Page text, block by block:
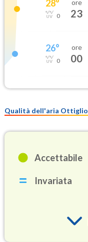
28°
0
ore
23
26°
0
ore
00
Qualità dell'aria Ottiglio
Accettabile
Invariata